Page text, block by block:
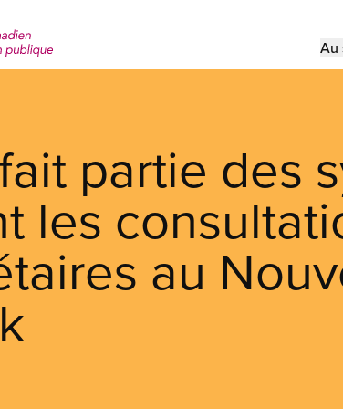
Au
partie des
les
au